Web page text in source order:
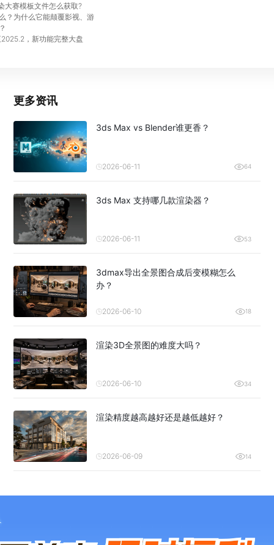
大赛模板文件怎么获取?
？为什么它能颠覆影视、游
，新功能完整大盘
更多资讯
3ds Max vs Blender谁更香？
2026-06-11 64
3ds Max 支持哪几款渲染器？
2026-06-11 53
3dmax导出全景图合成后变模糊怎么
办？
2026-06-10 18
渲染3D全景图的难度大吗？
2026-06-10 34
渲染精度越高越好还是越低越好？
2026-06-09 14